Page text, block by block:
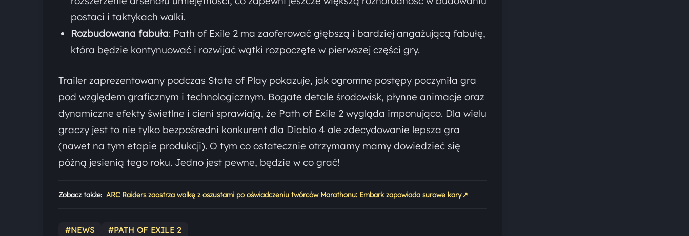
postaci i taktykach walki.
Rozbudowana fabuła: Path of Exile 2 ma zaoferować głębszą i bardziej angażującą fabułę,
która będzie kontynuować i rozwijać wątki rozpoczęte w pierwszej części gry.
Trailer zaprezentowany podczas State of Play pokazuje, jak ogromne postępy poczyniła gra
pod względem graficznym i technologicznym. Bogate detale środowisk, płynne animacje oraz
dynamiczne efekty świetlne i cieni sprawiają, że Path of Exile 2 wygląda imponująco. Dla wielu
graczy jest to nie tylko bezpośredni konkurent dla Diablo 4 ale zdecydowanie lepsza gra
(nawet na tym etapie produkcji). O tym co ostatecznie otrzymamy mamy dowiedzieć się
późną jesienią tego roku. Jedno jest pewne, będzie w co grać!
Zobacz także: ARC Raiders zaostrza walkę z oszustami po oświadczeniu twórców Marathonu: Embark zapowiada surowe kary ↗
#NEWS #PATH OF EXILE 2